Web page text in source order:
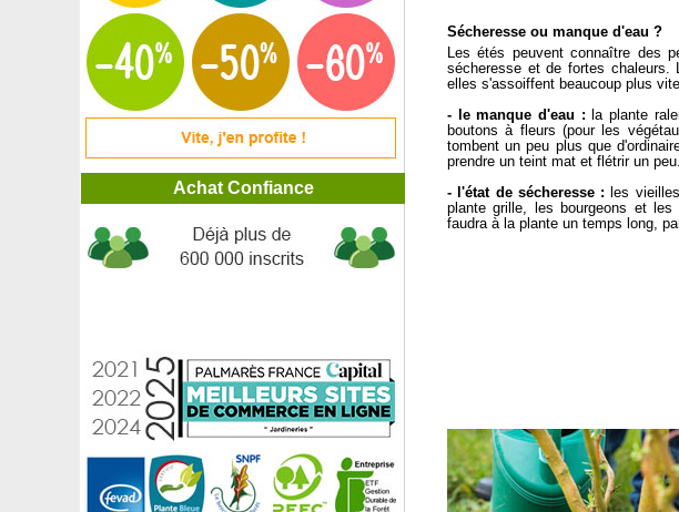
Achat Confiance
Sécheresse ou manque d'eau ?
Les étés peuvent connaître des
sécheresse et de fortes chaleurs.
elles s'assoiffent beaucoup plus
- le manque d'eau : la plante
boutons à fleurs (pour les
tombent un peu plus que
prendre un teint mat et flétrir un
- l'état de sécheresse : les
plante grille, les bourgeons et
faudra à la plante un temps long,